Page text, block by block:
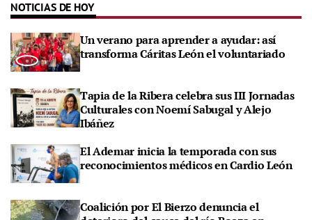
NOTICIAS DE HOY
Un verano para aprender a ayudar: así
transforma Cáritas León el voluntariado
Tapia de la Ribera celebra sus III Jornadas
Culturales con Noemí Sabugal y Alejo
Ibáñez
El Ademar inicia la temporada con sus
reconocimientos médicos en Cardio León
Coalición por El Bierzo denuncia el